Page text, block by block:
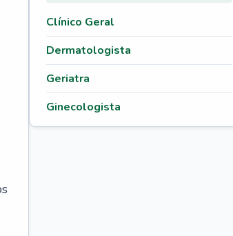
Clínico Geral
Dermatologista
Geriatra
Ginecologista